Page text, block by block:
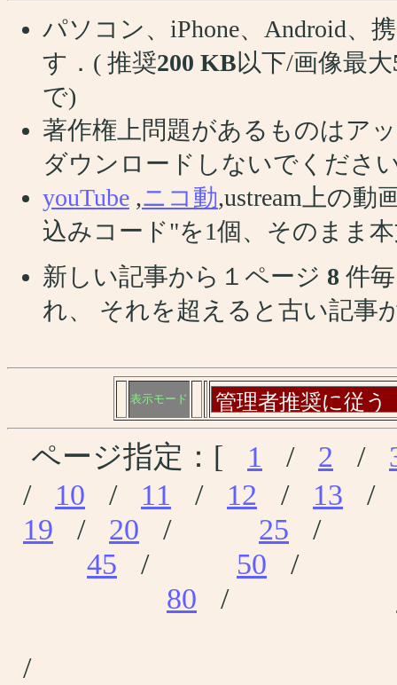
パソコン、iPhone、Android、
す．( 推奨200 KB以下/画像最大
で)
著作権上問題があるものはア
ダウンロードしないでくださ
youTube ,ニコ動,ustream上の
込みコード"を1個、そのまま
新しい記事から１ページ 8 件
れ、 それを超えると古い記事
表示モード
ページ指定：[ 1 / 2 /
/ 10 / 11 / 12 / 13
19 / 20 / 25
45 / 50
80 /
/